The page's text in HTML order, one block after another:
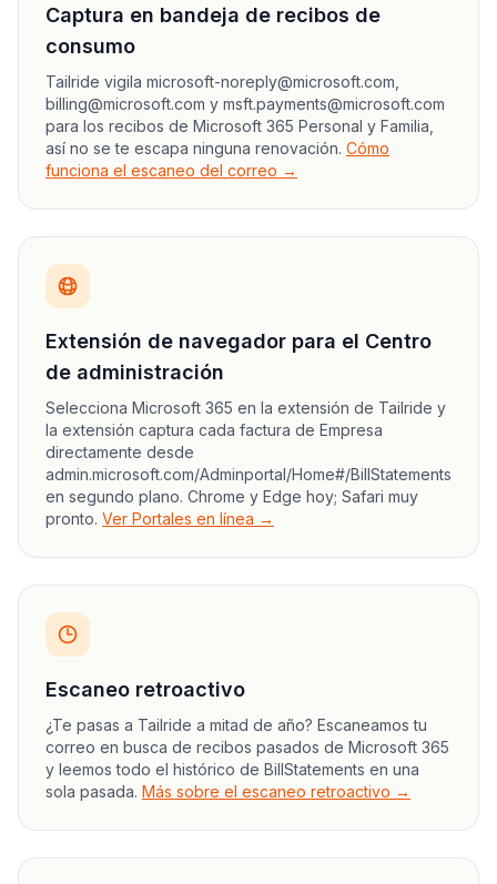
Captura en bandeja de recibos de
consumo
Tailride vigila microsoft-noreply@microsoft.com,
billing@microsoft.com y msft.payments@microsoft.com
para los recibos de Microsoft 365 Personal y Familia,
así no se te escapa ninguna renovación. Cómo
funciona el escaneo del correo →
Extensión de navegador para el Centro
de administración
Selecciona Microsoft 365 en la extensión de Tailride y
la extensión captura cada factura de Empresa
directamente desde
admin.microsoft.com/Adminportal/Home#/BillStatements
en segundo plano. Chrome y Edge hoy; Safari muy
pronto. Ver Portales en línea →
Escaneo retroactivo
¿Te pasas a Tailride a mitad de año? Escaneamos tu
correo en busca de recibos pasados de Microsoft 365
y leemos todo el histórico de BillStatements en una
sola pasada. Más sobre el escaneo retroactivo →